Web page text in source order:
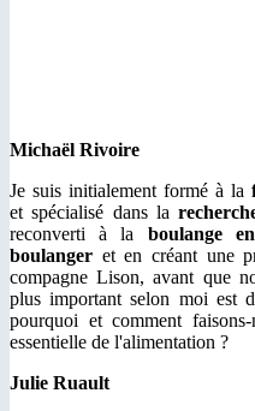
Michaël Rivoire
Je suis initialement formé à la
et spécialisé dans la
reconverti à la boulange
boulanger et en créant une
compagne Lison, avant que
plus important selon moi est
pourquoi et comment
essentielle de l'alimentation ?
Julie Ruault